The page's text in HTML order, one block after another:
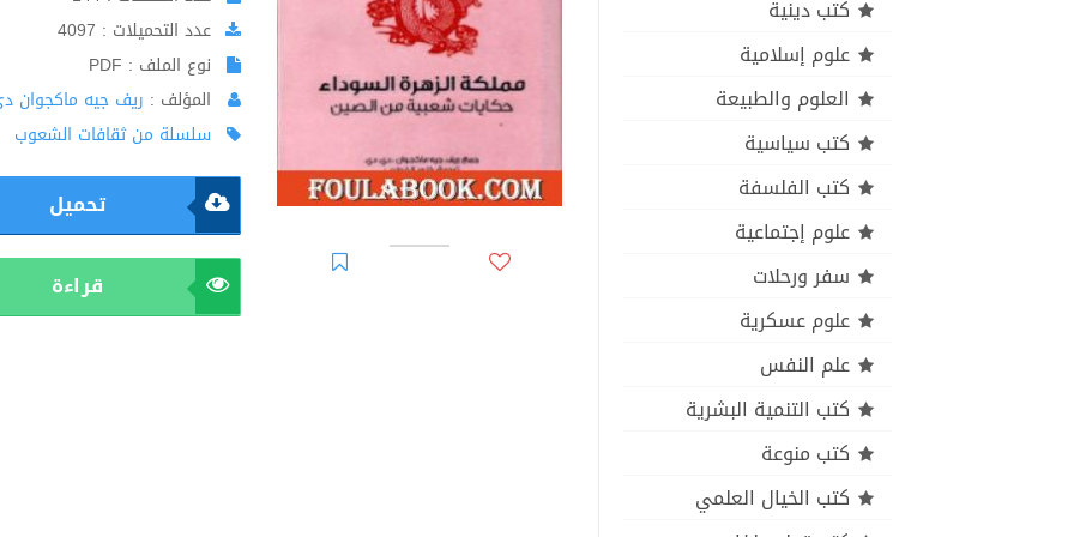
كتب دينية
علوم إسلامية
العلوم والطبيعة
كتب سياسية
كتب الفلسفة
علوم إجتماعية
سفر ورحلات
علوم عسكرية
علم النفس
كتب التنمية البشرية
كتب منوعة
كتب الخيال العلمي
عدد التحميلات : 4097
نوع الملف : PDF
المؤلف : ريف جيه ماكجوان
سلسلة من ثقافات الشعوب
تحميل
قراءة